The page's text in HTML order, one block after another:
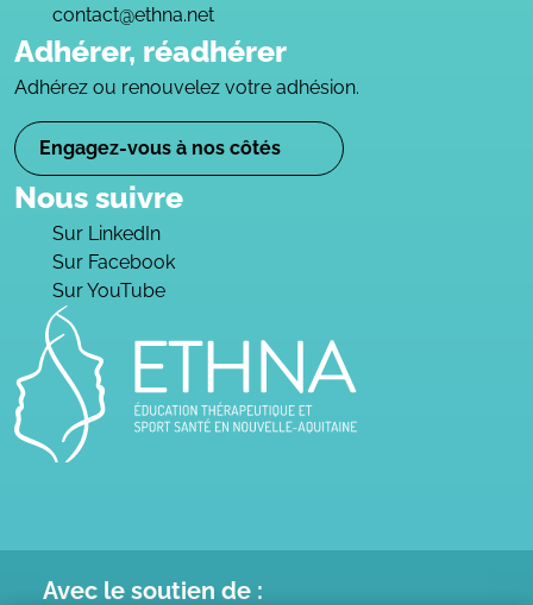
contact@ethna.net
Adhérer, réadhérer
Adhérez ou renouvelez votre adhésion.
Engagez-vous à nos côtés
Nous suivre
Sur LinkedIn
Sur Facebook
Sur YouTube
Avec le soutien de :